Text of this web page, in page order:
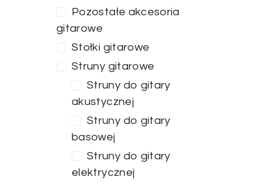
Pozostałe akcesoria
gitarowe
Stołki gitarowe
Struny gitarowe
Struny do gitary
akustycznej
Struny do gitary
basowej
Struny do gitary
elektrycznej